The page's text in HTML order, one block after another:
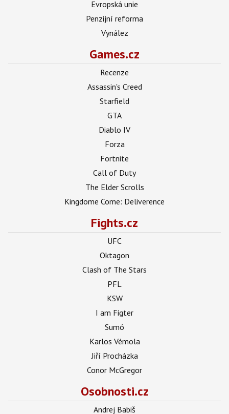
Evropská unie
Penzijní reforma
Vynález
Games.cz
Recenze
Assassin's Creed
Starfield
GTA
Diablo IV
Forza
Fortnite
Call of Duty
The Elder Scrolls
Kingdome Come: Deliverence
Fights.cz
UFC
Oktagon
Clash of The Stars
PFL
KSW
I am Figter
Sumó
Karlos Vémola
Jiří Procházka
Conor McGregor
Osobnosti.cz
Andrej Babiš